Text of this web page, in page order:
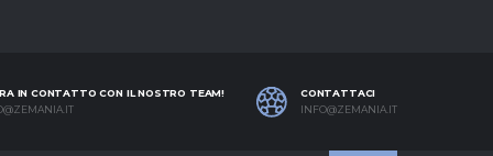
IN CONTATTO CON IL NOSTRO TEAM!
CONTATTACI
INFO@ZEMANIA.IT